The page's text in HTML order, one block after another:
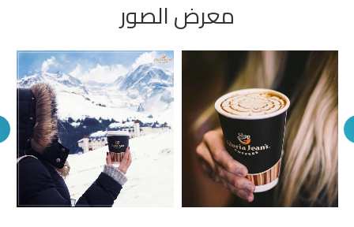
معرض الصور